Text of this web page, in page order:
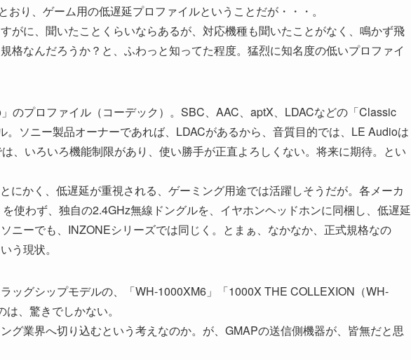
り、ゲーム用の低遅延プロファイルということだが・・・。
がに、聞いたことくらいならあるが、対応機種も聞いたことがなく、鳴かず飛
格なんだろうか？と、ふわっと知ってた程度。猛烈に知名度の低いプロファイ
のプロファイル（コーデック）。SBC、AAC、aptX、LDACなどの「Classic
ソニー製品オーナーであれば、LDACがあるから、音質目的では、LE Audioは
、いろいろ機能制限があり、使い勝手が正直よろしくない。将来に期待。とい
にかく、低遅延が重視される、ゲーミング用途では活躍しそうだが。各メーカ
使わず、独自の2.4GHz無線ドングルを、イヤホンヘッドホンに同梱し、低遅延
ニーでも、INZONEシリーズでは同じく。とまぁ、なかなか、正式規格なの
う現状。
ッグシップモデルの、「WH-1000XM6」「1000X THE COLLEXION（WH-
、驚きでしかない。
グ業界へ切り込むという考えなのか。が、GMAPの送信側機器が、皆無だと思